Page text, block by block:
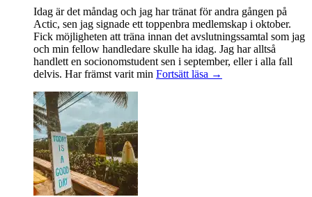
Idag är det måndag och jag har tränat för andra gången på
Actic, sen jag signade ett toppenbra medlemskap i oktober.
Fick möjligheten att träna innan det avslutningssamtal som jag
och min fellow handledare skulle ha idag. Jag har alltså
handlett en socionomstudent sen i september, eller i alla fall
delvis. Har främst varit min Fortsätt läsa Att
→